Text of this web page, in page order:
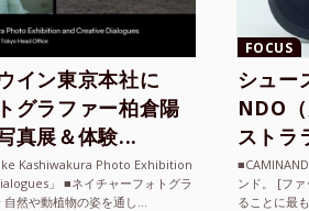
イン東京本社に
グラファー柏倉陽
真展＆体験...
Kashiwakura Photo Exhibition
」 ■ネイチャーフォトグラ
然や動植物の姿を通し...
FOCUS
シュー
NDO
ストラ
ンド。 [フ
ることに最